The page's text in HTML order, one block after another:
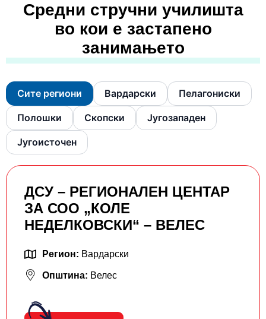
Средни стручни училишта
во кои е застапено
занимањето
Сите региони Вардарски Пелагониски
Полошки Скопски Југозападен
Југоисточен
ДСУ – РЕГИОНАЛЕН ЦЕНТАР
ЗА СОО „КОЛЕ
НЕДЕЛКОВСКИ“ – ВЕЛЕС
Регион: Вардарски
Општина: Велес